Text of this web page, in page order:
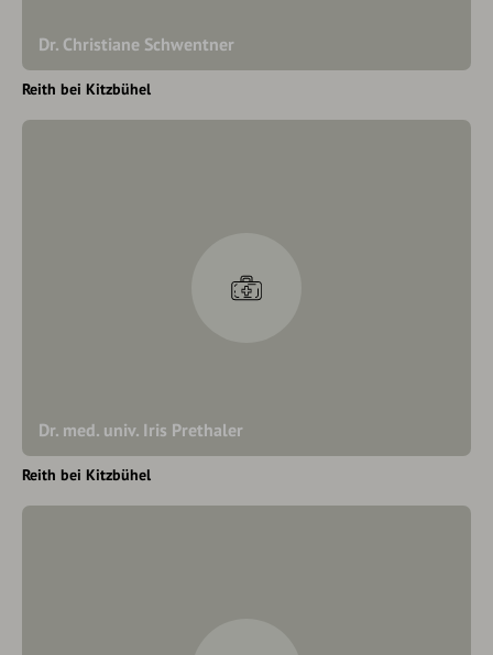
Dr. Christiane Schwentner
Reith bei Kitzbühel
Dr. med. univ. Iris Prethaler
Reith bei Kitzbühel